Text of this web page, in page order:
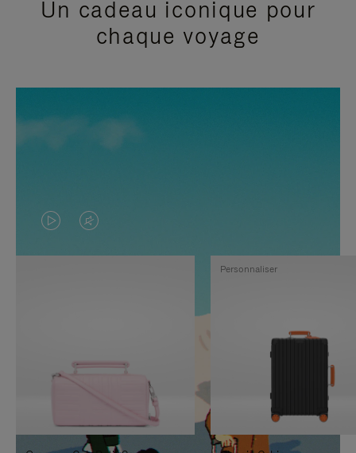
Un cadeau iconique pour
chaque voyage
LA
VIDÉO
PAUSE,
APPUYEZ
SUR
LE
SON
DÉSACTIVÉ.
VEUILLEZ
Personnaliser